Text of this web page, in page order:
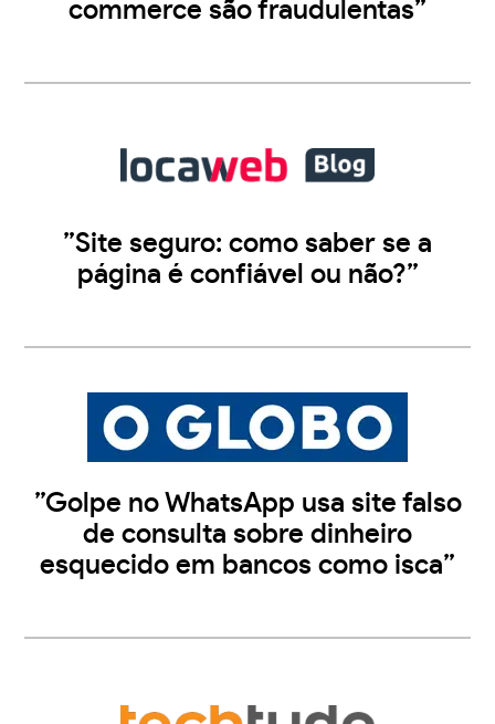
commerce são fraudulentas”
”Site seguro: como saber se a
página é confiável ou não?”
”Golpe no WhatsApp usa site falso
de consulta sobre dinheiro
esquecido em bancos como isca”